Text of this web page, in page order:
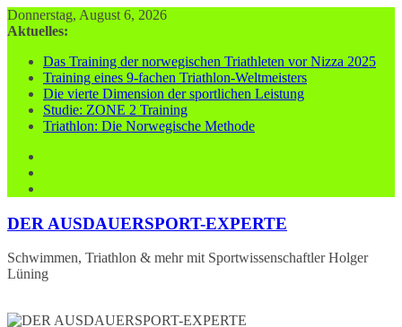
Zum
Inhalt
Donnerstag, August 6, 2026
Aktuelles:
Das Training der norwegischen Triathleten vor Nizza 2025
Training eines 9-fachen Triathlon-Weltmeisters
Die vierte Dimension der sportlichen Leistung
Studie: ZONE 2 Training
Triathlon: Die Norwegische Methode
DER AUSDAUERSPORT-EXPERTE
Schwimmen, Triathlon & mehr mit Sportwissenschaftler Holger
Lüning